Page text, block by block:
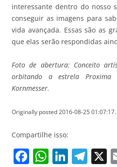
interessante dentro do nosso
conseguir as imagens para
vida avançada. Essas são as
que elas serão respondidas
Foto de abertura: Conceito
orbitando a estrela Proxima
Kornmesser.
Originally posted 2016-08-25 01:07:17.
Compartilhe isso:
F W Li T X